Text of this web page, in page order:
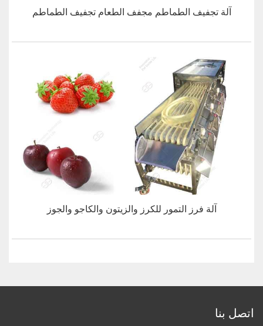
آلة تجفيف الطماطم مجفف الطعام تجفيف الطماطم
آلة فرز التمور للكرز والزيتون والكاجو والجوز
اتصل بنا